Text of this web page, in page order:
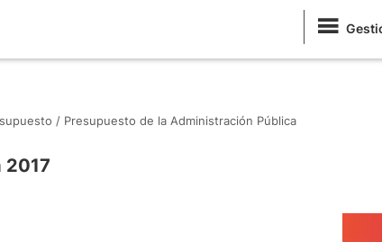
/ Presupuesto de la Administración Pública
2017